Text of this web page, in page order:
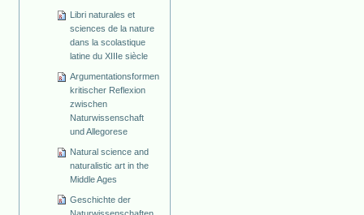
Libri naturales et
sciences de la nature
dans la scolastique
latine du XIIIe siècle
Argumentationsformen
kritischer Reflexion
zwischen
Naturwissenschaft
und Allegorese
Natural science and
naturalistic art in the
Middle Ages
Geschichte der